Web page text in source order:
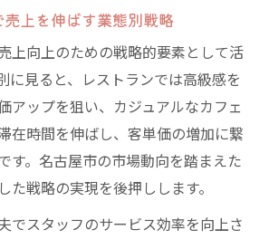
上を伸ばす業態別戦略
上向上のための戦略的要素として活
に見ると、レストランでは高級感を
アップを狙い、カジュアルなカフェ
在時間を伸ばし、客単価の増加に繋
す。名古屋市の市場動向を踏まえた
た戦略の実現を後押しします。
でスタッフのサービス効率を向上さ